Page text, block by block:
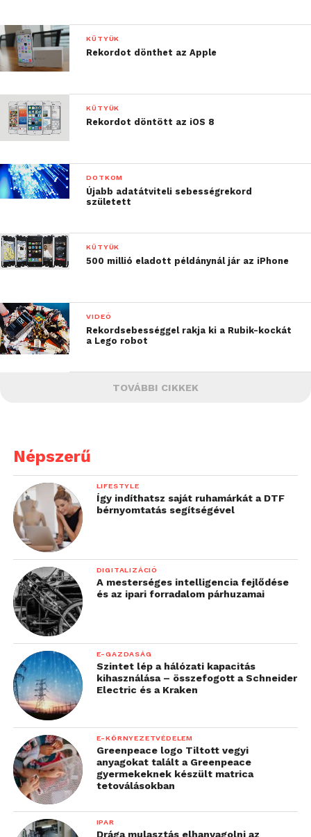
KÜTYÜK
Rekordot dönthet az Apple
KÜTYÜK
Rekordot döntött az iOS 8
DOTKOM
Újabb adatátviteli sebességrekord
született
KÜTYÜK
500 millió eladott példánynál jár az iPhone
VIDEÓ
Rekordsebességgel rakja ki a Rubik-kockát
a Lego robot
TOVÁBBI CIKKEK
Népszerű
LIFESTYLE
Így indíthatsz saját ruhamárkát a DTF
bérnyomtatás segítségével
DIGITALIZÁCIÓ
A mesterséges intelligencia fejlődése
és az ipari forradalom párhuzamai
E-GAZDASÁG
Szintet lép a hálózati kapacitás
kihasználása – összefogott a Schneider
Electric és a Kraken
E-KÖRNYEZETVÉDELEM
Greenpeace logo Tiltott vegyi
anyagokat talált a Greenpeace
gyermekeknek készült matrica
tetoválásokban
IPAR
Drága mulasztás elhanyagolni az